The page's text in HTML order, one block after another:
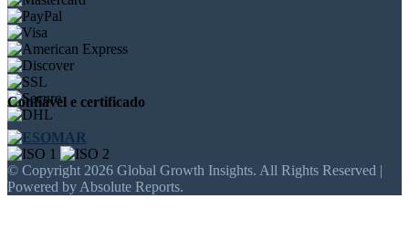
Confiável e certificado
© Copyright 2026 Global Growth Insights. All Rights Reserved |
Powered by Absolute Reports.